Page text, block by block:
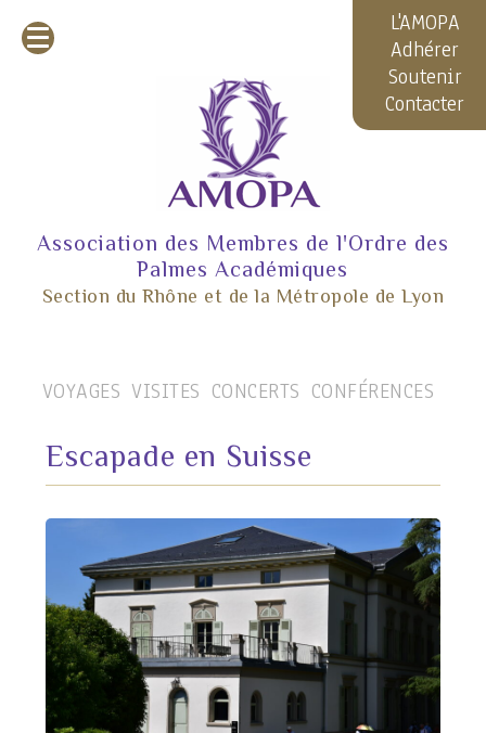
L'AMOPA
Adhérer
Soutenir
Contacter
Association des Membres de l'Ordre des
Palmes Académiques
Section du Rhône et de la Métropole de Lyon
VOYAGES VISITES CONCERTS CONFÉRENCES
Escapade en Suisse